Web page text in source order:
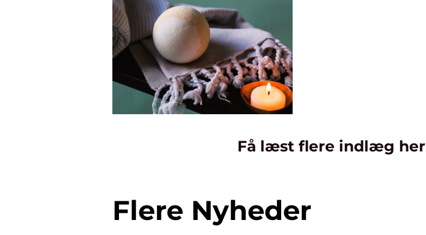
Få læst flere indlæg her
Flere Nyheder